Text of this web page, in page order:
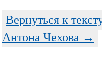
Вернуться к
Антона Чехова →